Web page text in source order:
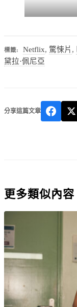
標籤: Netflix,驚悚片 ,
黛拉·佩尼亞
分享這篇文章
更多類似內容